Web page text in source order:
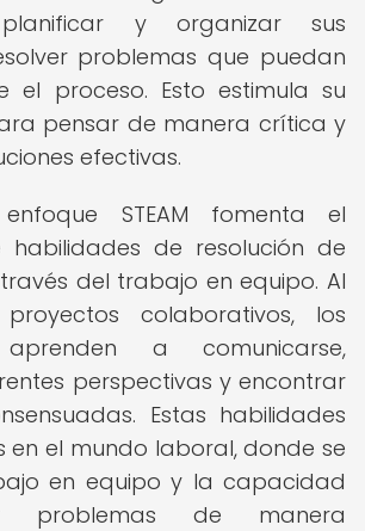
y organizar sus
problemas que puedan
el proceso. Esto estimula su
pensar de manera crítica y
efectivas.
STEAM fomenta el
habilidades de resolución de
del trabajo en equipo. Al
colaborativos, los
aprenden a comunicarse,
perspectivas y encontrar
Estas habilidades
en el mundo laboral, donde se
en equipo y la capacidad
problemas de manera